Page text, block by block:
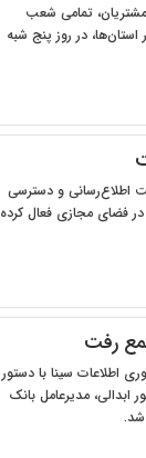
تمامی شعب
در روز پنج شبه
اطلاع‌رسانی و دسترسی
فضای مجازی فعال کرده
رفت
اطلاعات سینا با دستور
منتهی به 29 اسفند 1404، با حضور ابدالی، مدیرعامل بانک
شد.